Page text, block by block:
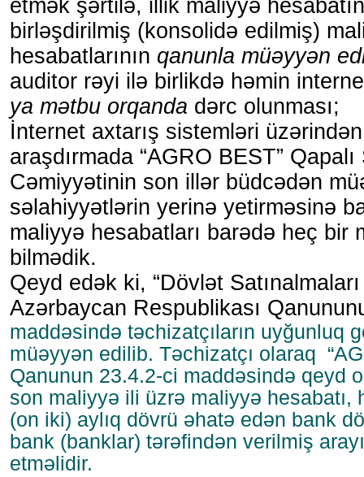
etmək şərtilə, illik maliyyə
birləşdirilmiş (konsolidə edilmiş)
hesabatlarının qanunla müəyyən
auditor rəyi ilə birlikdə həmin
ya mətbu orqanda dərc olunması;
İnternet axtarış sistemləri üzərindən
araşdırmada “AGRO BEST”
Cəmiyyətinin son illər büdcədən
səlahiyyətlərin yerinə yetirməsinə
maliyyə hesabatları barədə heç bir
bilmədik.
Qeyd edək ki, “Dövlət Satınalmaları
Azərbaycan Respublikası
maddəsində təchizatçıların uyğunluq
müəyyən edilib. Təchizatçı olaraq
Qanunun 23.4.2-ci maddəsində qeyd
son maliyyə ili üzrə maliyyə hesabatı,
(on iki) aylıq dövrü əhatə edən bank
bank (banklar) tərəfindən verilmiş
etməlidir.